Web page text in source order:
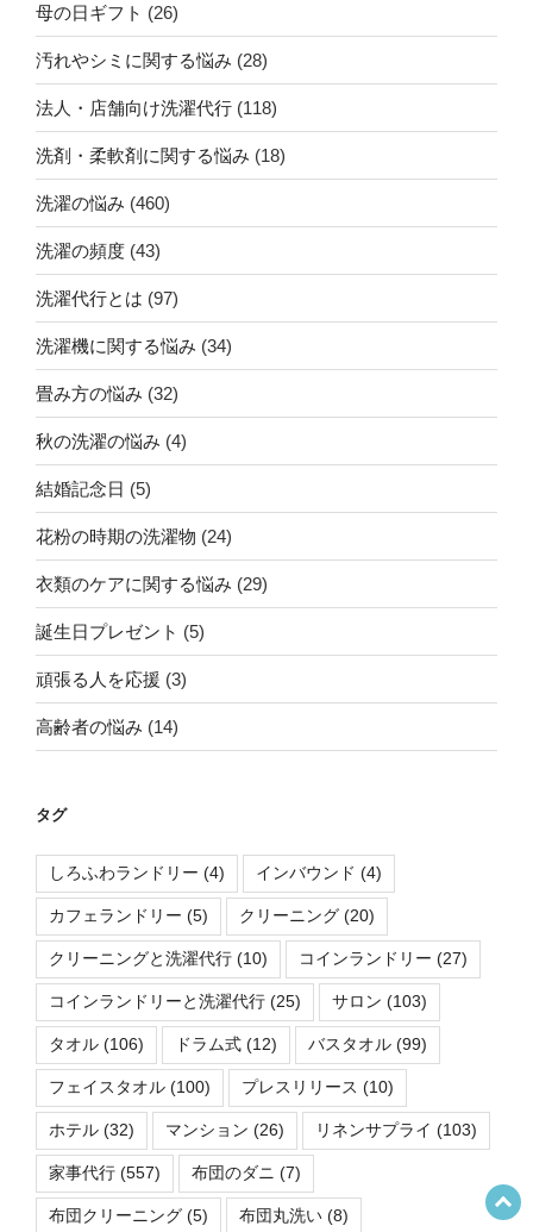
母の日ギフト (26)
汚れやシミに関する悩み (28)
法人・店舗向け洗濯代行 (118)
洗剤・柔軟剤に関する悩み (18)
洗濯の悩み (460)
洗濯の頻度 (43)
洗濯代行とは (97)
洗濯機に関する悩み (34)
畳み方の悩み (32)
秋の洗濯の悩み (4)
結婚記念日 (5)
花粉の時期の洗濯物 (24)
衣類のケアに関する悩み (29)
誕生日プレゼント (5)
頑張る人を応援 (3)
高齢者の悩み (14)
タグ
しろふわランドリー (4) インバウンド (4)
カフェランドリー (5) クリーニング (20)
クリーニングと洗濯代行 (10) コインランドリー (27)
コインランドリーと洗濯代行 (25) サロン (103)
タオル (106) ドラム式 (12) バスタオル (99)
フェイスタオル (100) プレスリリース (10)
ホテル (32) マンション (26) リネンサプライ (103)
家事代行 (557) 布団のダニ (7)
布団クリーニング (5) 布団丸洗い (8)